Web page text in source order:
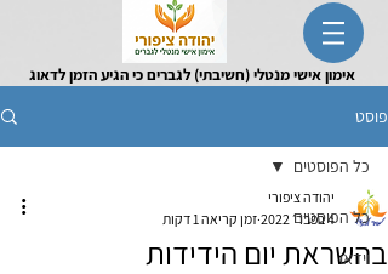
אימון אישי מנטלי (חשיבתי) לגברים כי הגיע הזמן לדאוג
פוסט
כל הפוסטים
וידאו
כל הפוסטים
בהשראת יום הידידות
יהודה ציפורי
4 בפבר׳ 2022
זמן קריאה 1 דקות